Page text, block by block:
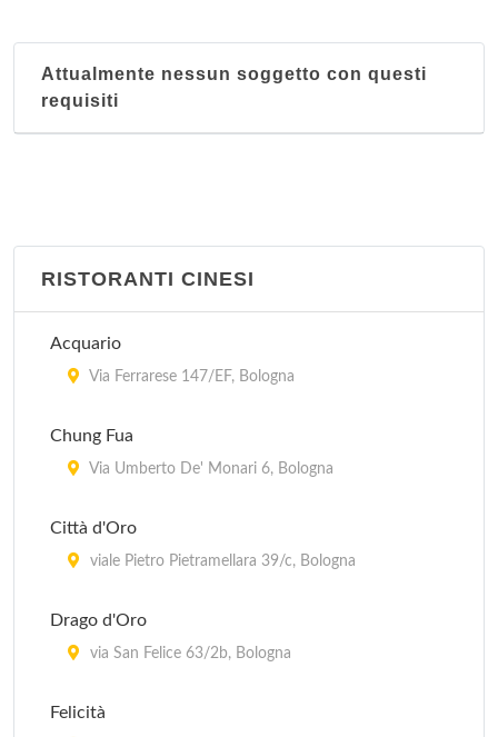
Attualmente nessun soggetto con questi
requisiti
RISTORANTI CINESI
Acquario
Via Ferrarese 147/EF, Bologna
Chung Fua
Via Umberto De' Monari 6, Bologna
Città d'Oro
viale Pietro Pietramellara 39/c, Bologna
Drago d'Oro
via San Felice 63/2b, Bologna
Felicità